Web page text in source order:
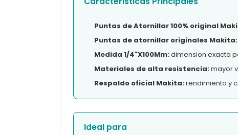
Puntas de Atornillar 100% original
Puntas de atornillar originales Makita:
Medida 1/4"X100Mm:dimension exacta
Materiales de alta resistencia:mayor
Respaldo oficial Makita:rendimiento y
Ideal para